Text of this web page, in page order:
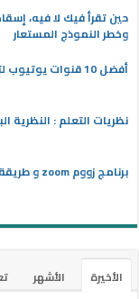
حين تقرأ فيك لا فيه،
وخطر النموذج المستعار
أفضل 10 قنوات يوتيوب لتعليم اللغة العربية للأطفال
نظريات التعلم : النظرية
برنامج زووم zoom و طريقة استخدامه في التعلم عن بعد
الأخيرة الأشهر